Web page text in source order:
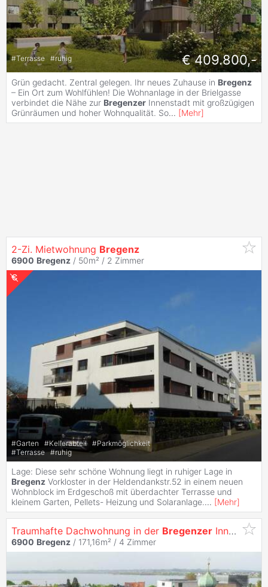
#Terrasse #ruhig € 409.800,-
Grün gedacht. Zentral gelegen. Ihr neues Zuhause in Bregenz
– Ein Ort zum Wohlfühlen! Die Wohnanlage in der Brielgasse
verbindet die Nähe zur Bregenzer Innenstadt mit großzügigen
Grünräumen und hoher Wohnqualität. So... [Mehr]
2-Zi. Mietwohnung Bregenz
6900 Bregenz / 50m² / 2 Zimmer
#Garten #Kellerabteil #Parkmöglichkeit
#Terrasse #ruhig
Lage: Diese sehr schöne Wohnung liegt in ruhiger Lage in
Bregenz Vorkloster in der Heldendankstr.52 in einem neuen
Wohnblock im Erdgeschoß mit überdachter Terrasse und
kleinem Garten, Pellets- Heizung und Solaranlage.... [Mehr]
Traumhafte Dachwohnung in der Bregenzer Innenstadt
6900 Bregenz / 171,16m² / 4 Zimmer